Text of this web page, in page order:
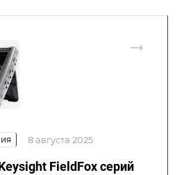
8 августа 2025
FieldFox серий